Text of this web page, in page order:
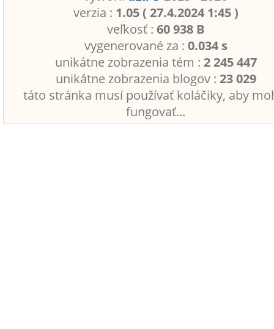
verzia : 1.05 ( 27.4.2024 1:45 )
veľkosť :60 938 B
vygenerované za : 0.034 s
unikátne zobrazenia tém : 2 245 447
unikátne zobrazenia blogov : 23 029
táto stránka musí používať koláčiky, aby
fungovať...